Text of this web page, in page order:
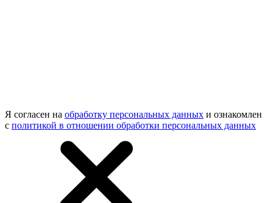
Я согласен на обработку персональных данных и ознакомлен
с политикой в отношении обработки персональных данных